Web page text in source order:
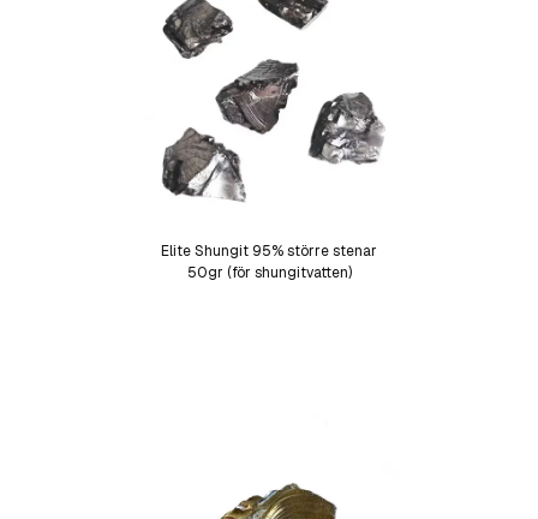
Elite Shungit 95% större stenar
50gr (för shungitvatten)